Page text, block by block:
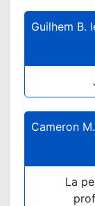
Guilhem B.
Cameron M.
La